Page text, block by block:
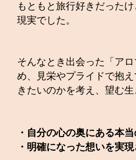
もともと旅行好きだった
現実でした。
そんなとき出会った「ア
め、見栄やプライドで抱
きたいのかを考え、望む
・自分の心の奥にある本
・明確になった想いを実